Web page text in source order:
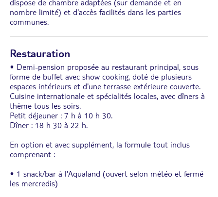
dispose de chambre adaptées (sur demande et en
nombre limité) et d'accès facilités dans les parties
communes.
Restauration
• Demi-pension proposée au restaurant principal, sous
forme de buffet avec show cooking, doté de plusieurs
espaces intérieurs et d'une terrasse extérieure couverte.
Cuisine internationale et spécialités locales, avec dîners à
thème tous les soirs.
Petit déjeuner : 7 h à 10 h 30.
Dîner : 18 h 30 à 22 h.
En option et avec supplément, la formule tout inclus
comprenant :
• 1 snack/bar à l'Aqualand (ouvert selon météo et fermé
les mercredis)